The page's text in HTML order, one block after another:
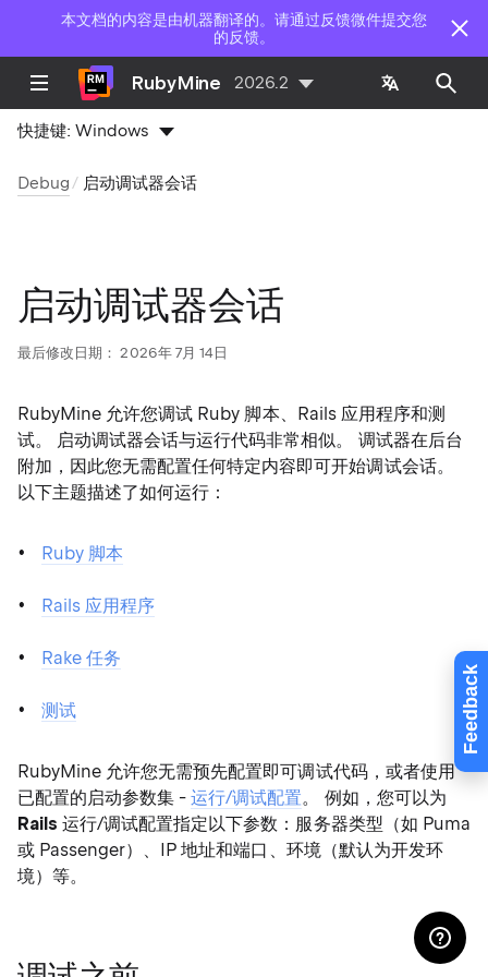
本文档的内容是由机器翻译的。请通过反馈微件提交您
的反馈。
Feedback
RubyMine 2026.2
快捷键:Windows
Debug 启动调试器会话
启动调试器会话
最后修改日期： 2026年 7月 14日
RubyMine 允许您调试 Ruby 脚本、Rails 应用程序和测
试。 启动调试器会话与运行代码非常相似。 调试器在后台
附加，因此您无需配置任何特定内容即可开始调试会话。
以下主题描述了如何运行：
Ruby 脚本
Rails 应用程序
Rake 任务
测试
RubyMine 允许您无需预先配置即可调试代码，或者使用
已配置的启动参数集 -运行/调试配置。 例如，您可以为
Rails 运行/调试配置指定以下参数：服务器类型（如 Puma
或 Passenger）、IP 地址和端口、环境（默认为开发环
境）等。